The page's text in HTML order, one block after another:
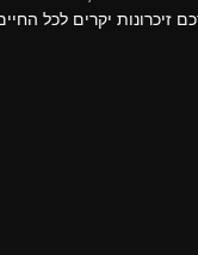
זיכרונות יקרים לכל החיים.